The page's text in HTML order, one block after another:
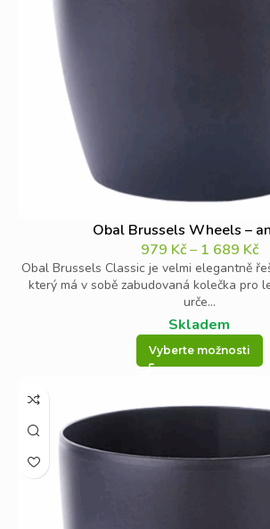
Obal Brussels Wheels –
979 Kč– 1 689 Kč
Obal Brussels Classic je velmi elegantně
který má v sobě zabudovaná kolečka pro
urče...
Skladem
Vyberte možnosti